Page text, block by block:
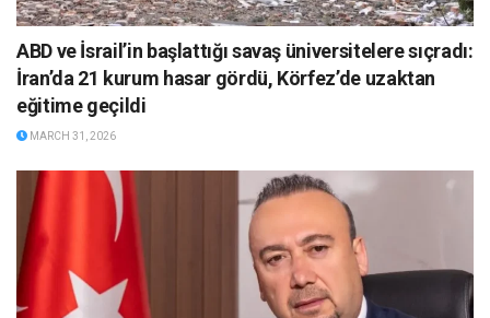
ABD ve İsrail’in başlattığı savaş üniversitelere sıçradı:
İran’da 21 kurum hasar gördü, Körfez’de uzaktan
eğitime geçildi
MARCH 31, 2026